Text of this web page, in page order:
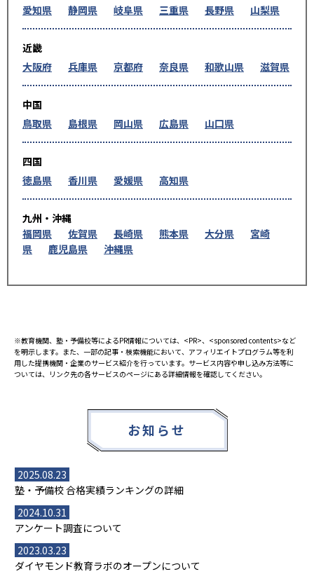
愛知県
静岡県 岐阜県 三重県 長野県 山梨県
近畿
大阪府
兵庫県 京都府 奈良県 和歌山県 滋賀県
中国
鳥取県
島根県 岡山県 広島県 山口県
四国
徳島県
香川県 愛媛県 高知県
九州・沖縄
福岡県
佐賀県 長崎県 熊本県 大分県
宮崎
県
鹿児島県 沖縄県
※教育機関、塾・予備校等によるPR情報については、<PR>、<sponsored contents>など
を明示します。また、一部の記事・検索機能において、アフィリエイトプログラム等を利
用した提携機関・企業のサービス紹介を行っています。サービス内容や申し込み方法等に
ついては、リンク先の各サービスのページにある詳細情報を確認してください。
お知らせ
2025.08.23
塾・予備校 合格実績ランキングの詳細
2024.10.31
アンケート調査について
2023.03.23
ダイヤモンド教育ラボのオープンについて